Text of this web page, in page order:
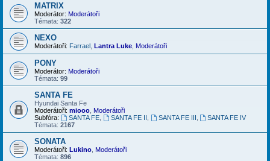
MATRIX
Moderátor: Moderátoři
Témata: 322
NEXO
Moderátoři: Farrael Lantra Luke Moderátoři
PONY
Moderátor: Moderátoři
Témata: 99
SANTA FE
Hyundai Santa Fe
Moderátoři: miooo Moderátoři
Subfóra:
SANTA FE, SANTA FE II SANTA FE III
SANTA FE IV
Témata: 2167
SONATA
Moderátoři: Lukino Moderátoři
Témata: 896